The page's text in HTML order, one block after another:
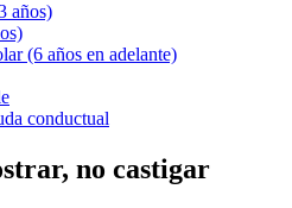
años)
(6 años en adelante)
conductual
no castigar